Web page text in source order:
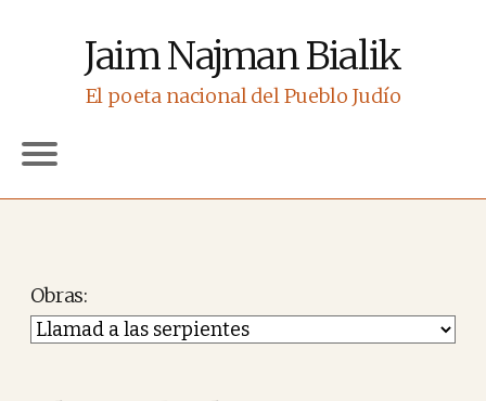
Jaim Najman Bialik
El poeta nacional del Pueblo Judío
Obras